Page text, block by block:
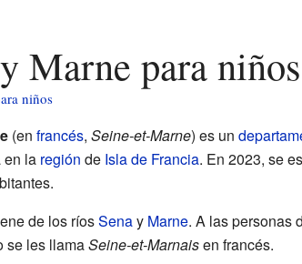
y Marne para niños
niños
(en francés, Seine-et-Marne) es un
en la región de Isla de Francia. En 2023, se
de los ríosSenay Marne. A las personas
se les llamaSeine-et-Marnaisen francés.